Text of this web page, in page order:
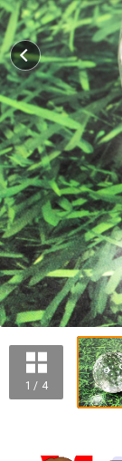
1 / 4